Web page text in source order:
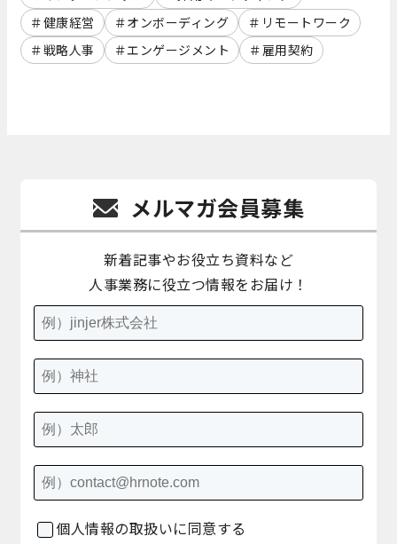
健康経営
オンボーディング
リモートワーク
戦略人事
エンゲージメント 雇用契約
メルマガ会員募集
新着記事やお役立ち資料など
人事業務に役立つ情報をお届け！
個人情報の取扱いに同意する